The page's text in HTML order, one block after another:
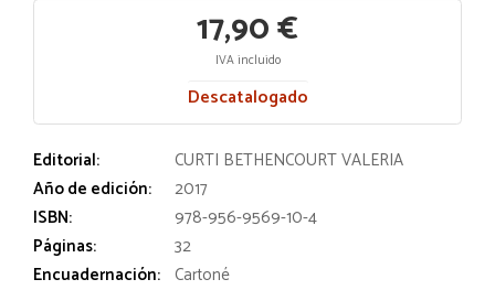
17,90 €
IVA incluido
Descatalogado
Editorial:
CURTI BETHENCOURT VALERIA
Año de edición:
2017
ISBN:
978-956-9569-10-4
Páginas:
32
Encuadernación: Cartoné